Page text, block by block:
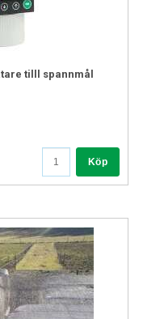
tilll spannmål
Köp